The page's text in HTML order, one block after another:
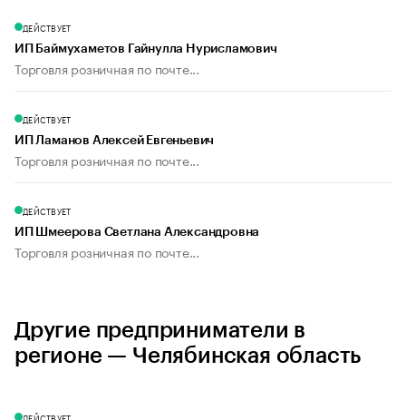
ДЕЙСТВУЕТ
ИП Баймухаметов Гайнулла Нурисламович
Торговля розничная по почте...
ДЕЙСТВУЕТ
ИП Ламанов Алексей Евгеньевич
Торговля розничная по почте...
ДЕЙСТВУЕТ
ИП Шмеерова Светлана Александровна
Торговля розничная по почте...
Другие предприниматели в
регионе — Челябинская область